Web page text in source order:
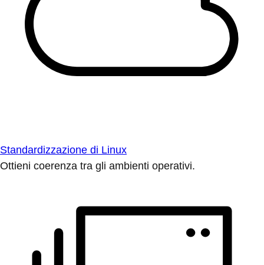
Standardizzazione di Linux
Ottieni coerenza tra gli ambienti operativi.